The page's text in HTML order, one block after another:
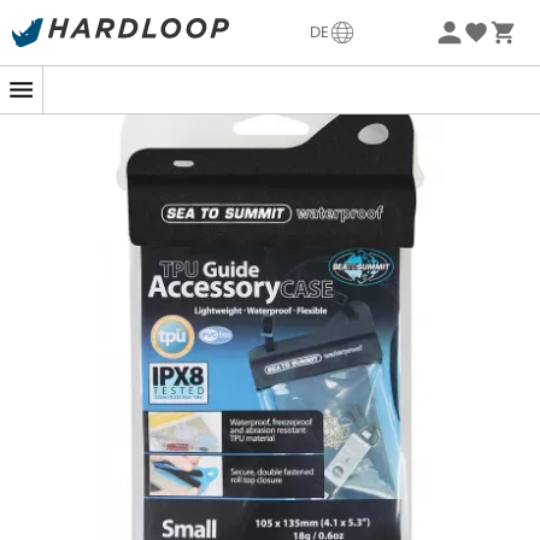
DE
Sommerangebote🔥 -5% EXTRA ab 2 Produkten* Code
Unverzichtbar, um deine Accessoires vor Wasser und
Staub zu schützen!
Dank seiner Schutzklasse IPX8 gewährleistet der